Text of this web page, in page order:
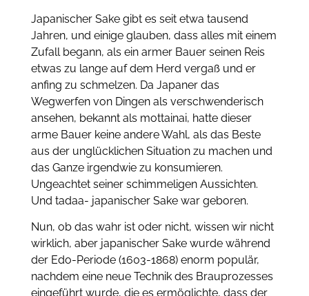
Japanischer Sake gibt es seit etwa tausend
Jahren, und einige glauben, dass alles mit einem
Zufall begann, als ein armer Bauer seinen Reis
etwas zu lange auf dem Herd vergaß und er
anfing zu schmelzen. Da Japaner das
Wegwerfen von Dingen als verschwenderisch
ansehen, bekannt als mottainai, hatte dieser
arme Bauer keine andere Wahl, als das Beste
aus der unglücklichen Situation zu machen und
das Ganze irgendwie zu konsumieren.
Ungeachtet seiner schimmeligen Aussichten.
Und tadaa- japanischer Sake war geboren.
Nun, ob das wahr ist oder nicht, wissen wir nicht
wirklich, aber japanischer Sake wurde während
der Edo-Periode (1603-1868) enorm populär,
nachdem eine neue Technik des Brauprozesses
eingeführt wurde, die es ermöglichte, dass der